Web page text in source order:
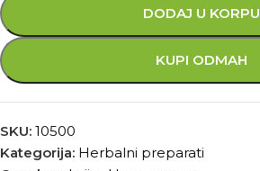
DODAJ U KORPU
KUPI ODMAH
SKU: 10500
Kategorija: Herbalni preparati